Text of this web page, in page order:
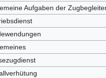
Aufgaben der